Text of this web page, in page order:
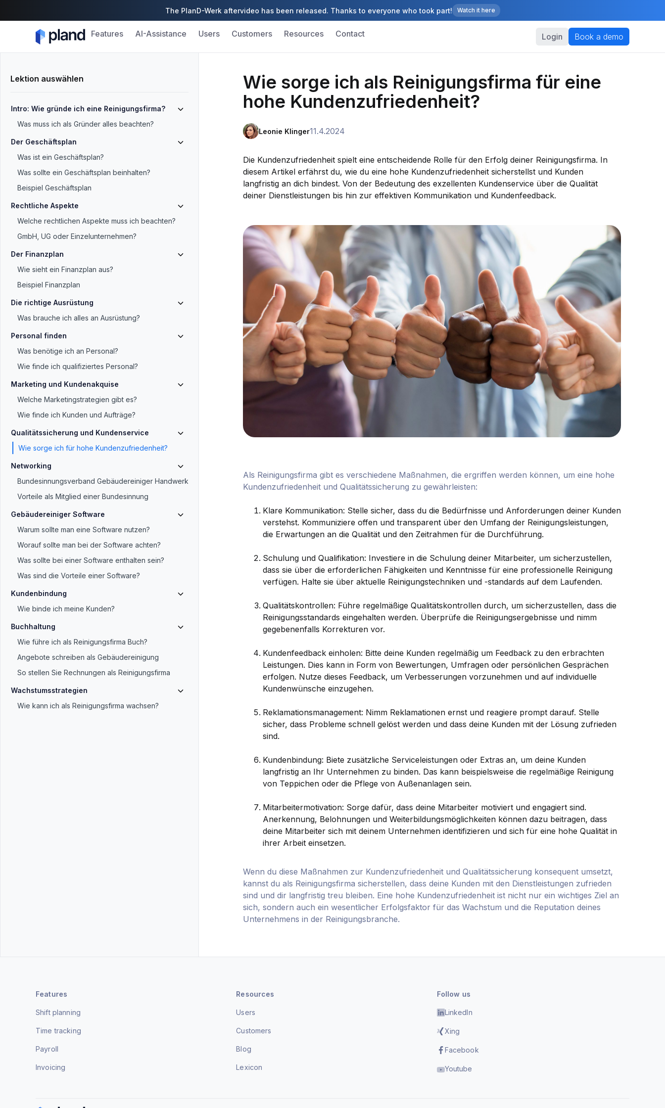
The PlanD-Werk aftervideo has been released. Thanks to everyone who took part! Watch it here
Features AI-Assistance Users Customers Resources Contact Login Book a demo
Lektion auswählen
Intro: Wie gründe ich eine Reinigungsfirma?
Was muss ich als Gründer alles beachten?
Der Geschäftsplan
Was ist ein Geschäftsplan?
Was sollte ein Geschäftsplan beinhalten?
Beispiel Geschäftsplan
Rechtliche Aspekte
Welche rechtlichen Aspekte muss ich beachten?
GmbH, UG oder Einzelunternehmen?
Der Finanzplan
Wie sieht ein Finanzplan aus?
Beispiel Finanzplan
Die richtige Ausrüstung
Was brauche ich alles an Ausrüstung?
Personal finden
Was benötige ich an Personal?
Wie finde ich qualifiziertes Personal?
Marketing und Kundenakquise
Welche Marketingstrategien gibt es?
Wie finde ich Kunden und Aufträge?
Qualitätssicherung und Kundenservice
Wie sorge ich für hohe Kundenzufriedenheit?
Networking
Bundesinnungsverband Gebäudereiniger Handwerk
Vorteile als Mitglied einer Bundesinnung
Gebäudereiniger Software
Warum sollte man eine Software nutzen?
Worauf sollte man bei der Software achten?
Was sollte bei einer Software enthalten sein?
Was sind die Vorteile einer Software?
Kundenbindung
Wie binde ich meine Kunden?
Buchhaltung
Wie führe ich als Reinigungsfirma Buch?
Angebote schreiben als Gebäudereinigung
So stellen Sie Rechnungen als Reinigungsfirma
Wachstumsstrategien
Wie kann ich als Reinigungsfirma wachsen?
Wie sorge ich als Reinigungsfirma für eine
hohe Kundenzufriedenheit?
Leonie Klinger11.4.2024
Die Kundenzufriedenheit spielt eine entscheidende Rolle für den Erfolg deiner Reinigungsfirma. In
diesem Artikel erfährst du, wie du eine hohe Kundenzufriedenheit sicherstellst und Kunden
langfristig an dich bindest. Von der Bedeutung des exzellenten Kundenservice über die Qualität
deiner Dienstleistungen bis hin zur effektiven Kommunikation und Kundenfeedback.
Als Reinigungsfirma gibt es verschiedene Maßnahmen, die ergriffen werden können, um eine hohe
Kundenzufriedenheit und Qualitätssicherung zu gewährleisten:
Klare Kommunikation: Stelle sicher, dass du die Bedürfnisse und Anforderungen deiner Kunden
verstehst. Kommuniziere offen und transparent über den Umfang der Reinigungsleistungen,
die Erwartungen an die Qualität und den Zeitrahmen für die Durchführung.
Schulung und Qualifikation: Investiere in die Schulung deiner Mitarbeiter, um sicherzustellen,
dass sie über die erforderlichen Fähigkeiten und Kenntnisse für eine professionelle Reinigung
verfügen. Halte sie über aktuelle Reinigungstechniken und -standards auf dem Laufenden.
Qualitätskontrollen: Führe regelmäßige Qualitätskontrollen durch, um sicherzustellen, dass die
Reinigungsstandards eingehalten werden. Überprüfe die Reinigungsergebnisse und nimm
gegebenenfalls Korrekturen vor.
Kundenfeedback einholen: Bitte deine Kunden regelmäßig um Feedback zu den erbrachten
Leistungen. Dies kann in Form von Bewertungen, Umfragen oder persönlichen Gesprächen
erfolgen. Nutze dieses Feedback, um Verbesserungen vorzunehmen und auf individuelle
Kundenwünsche einzugehen.
Reklamationsmanagement: Nimm Reklamationen ernst und reagiere prompt darauf. Stelle
sicher, dass Probleme schnell gelöst werden und dass deine Kunden mit der Lösung zufrieden
sind.
Kundenbindung: Biete zusätzliche Serviceleistungen oder Extras an, um deine Kunden
langfristig an Ihr Unternehmen zu binden. Das kann beispielsweise die regelmäßige Reinigung
von Teppichen oder die Pflege von Außenanlagen sein.
Mitarbeitermotivation: Sorge dafür, dass deine Mitarbeiter motiviert und engagiert sind.
Anerkennung, Belohnungen und Weiterbildungsmöglichkeiten können dazu beitragen, dass
deine Mitarbeiter sich mit deinem Unternehmen identifizieren und sich für eine hohe Qualität in
ihrer Arbeit einsetzen.
Wenn du diese Maßnahmen zur Kundenzufriedenheit und Qualitätssicherung konsequent umsetzt,
kannst du als Reinigungsfirma sicherstellen, dass deine Kunden mit den Dienstleistungen zufrieden
sind und dir langfristig treu bleiben. Eine hohe Kundenzufriedenheit ist nicht nur ein wichtiges Ziel an
sich, sondern auch ein wesentlicher Erfolgsfaktor für das Wachstum und die Reputation deines
Unternehmens in der Reinigungsbranche.
Features
Shift planning
Time tracking
Payroll
Invoicing
Resources
Users
Customers
Blog
Lexicon
Follow us
LinkedIn
Xing
Facebook
Youtube